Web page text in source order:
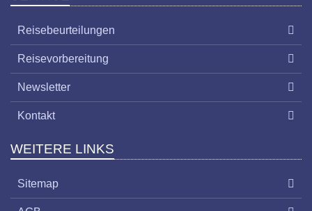
Reisebeurteilungen
Reisevorbereitung
Newsletter
Kontakt
WEITERE LINKS
Sitemap